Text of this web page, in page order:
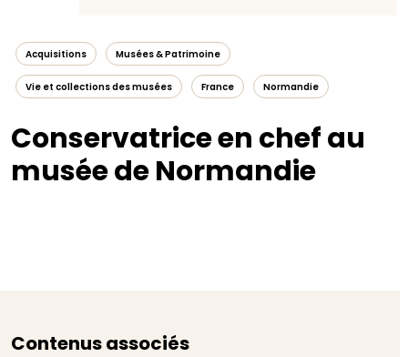
Acquisitions Musées & Patrimoine
Vie et collections des musées France Normandie
Conservatrice en chef au
musée de Normandie
Contenus associés